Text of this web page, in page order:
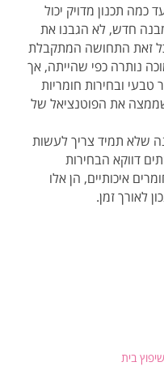
כמה תכנון מדויק יכול
חדש, לא הגבנו את
זאת התחושה המתקבלת
נותרה כפי שהייתה, אך
ובחירות חומריות
את הפוטנציאל של
שלא תמיד צריך לעשות
דווקא הבחירות
איכותיים, הן אלו
לאורך זמן.
שיפוץ בית